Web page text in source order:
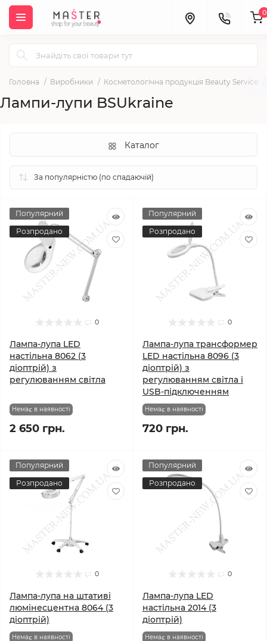
0
Головна Виробники Косметологічна продукція Beauty Service
Лампи-лупи BSUkraine
Каталог
Популярний
Розпродано
0
Лампа-лупа LED
настільна 8062 (3
діоптрій) з
регулюванням світла
Немає в наявності
2 650 грн.
Популярний
Розпродано
0
Лампа-лупа трансформер
LED настільна 8096 (3
діоптрій) з
регулюванням світла і
USB-підключенням
Немає в наявності
720 грн.
Популярний
Розпродано
0
Лампа-лупа на штативі
люмінесцентна 8064 (3
діоптрій)
Немає в наявності
Популярний
Розпродано
0
Лампа-лупа LED
настільна 2014 (3
діоптрій)
Немає в наявності